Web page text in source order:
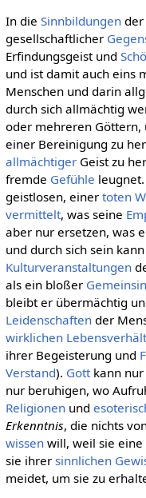
In die Sinnbildungender
gesellschaftlicher
Erfindungsgeist und
und ist damit auch eins
Menschen und darin
durch sich allmächtig
oder mehreren Göttern,
einer Bereinigung zu
allmächtigerGeist zu
fremde Gefühle
geistlosen, einer toten
vermittelt, was seine
aber nur ersetzen, was
und durch sich sein
Kulturveranstaltungen
als ein bloßer
bleibt er übermächtig
Leidenschaftender
wirklichen
ihrer Begeisterung und
Verstand). Gottkann nur
nur beruhigen, wo
Religionenund
Erkenntnis, die nichts
wissenwill, weil sie eine
sie ihrer sinnlichen
meidet, um sie zu